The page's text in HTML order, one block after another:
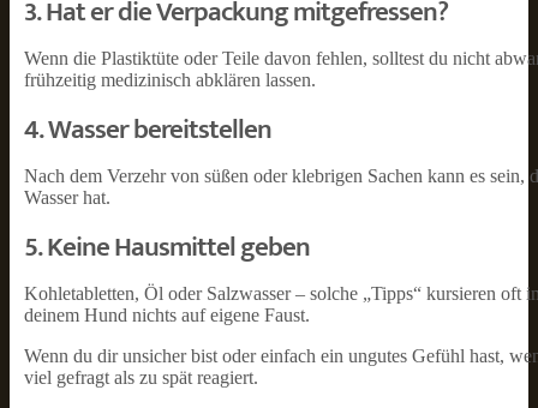
3. Hat er die Verpackung mitgefressen?
Wenn die Plastiktüte oder Teile davon fehlen, solltest du nicht
frühzeitig medizinisch abklären lassen.
4. Wasser bereitstellen
Nach dem Verzehr von süßen oder klebrigen Sachen kann es
Wasser hat.
5. Keine Hausmittel geben
Kohletabletten, Öl oder Salzwasser – solche „Tipps“ kursieren oft
deinem Hund nichts auf eigene Faust.
Wenn du dir unsicher bist oder einfach ein ungutes Gefühl hast,
viel gefragt als zu spät reagiert.